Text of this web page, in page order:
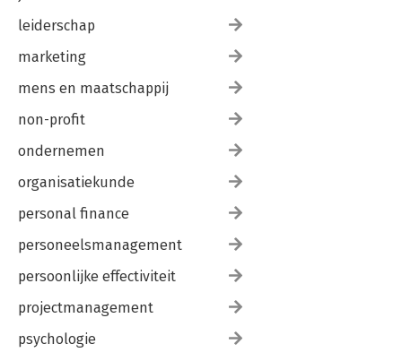
leiderschap
marketing
mens en maatschappij
non-profit
ondernemen
organisatiekunde
personal finance
personeelsmanagement
persoonlijke effectiviteit
projectmanagement
psychologie